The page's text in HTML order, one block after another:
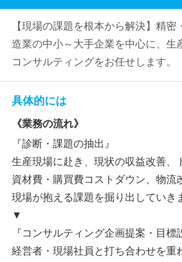
【現場の課題を根本から解決】精
造業の中小～大手企業を中心に、生
コンサルティングをお任せします。
具体的には
《業務の流れ》
『診断・課題の抽出』
生産現場に赴き、現状の収益改善、
資材費・購買費コストダウン、物流
現場が抱える課題を掘り出していき
▼
『コンサルティング企画提案・目標
経営者・現場社員と打ち合わせを重